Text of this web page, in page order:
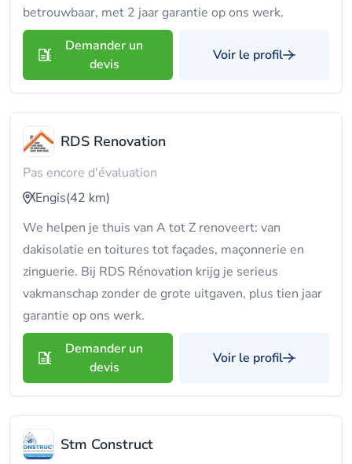
betrouwbaar, met 2 jaar garantie op ons werk.
Demander un
devis
Voir le profil
RDS Renovation
Pas encore d'évaluation
Engis(42 km)
We helpen je thuis van A tot Z renoveert: van
dakisolatie en toitures tot façades, maçonnerie en
zinguerie. Bij RDS Rénovation krijg je serieus
vakmanschap zonder de grote uitgaven, plus tien jaar
garantie op ons werk.
Demander un
devis
Voir le profil
Stm Construct